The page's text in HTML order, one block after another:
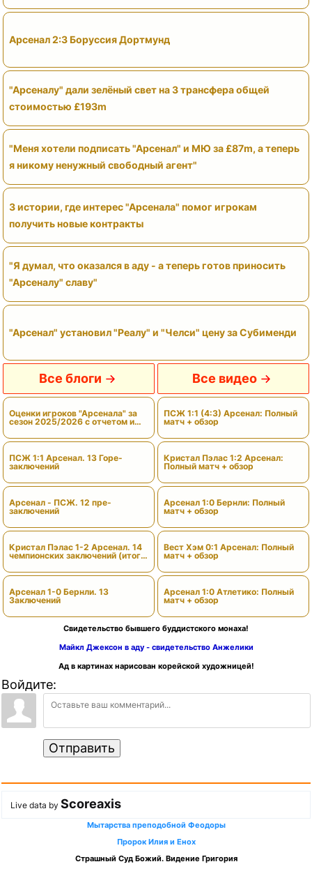
Арсенал 2:3 Боруссия Дортмунд
"Арсеналу" дали зелёный свет на 3 трансфера общей
стоимостью £193m
"Меня хотели подписать "Арсенал" и МЮ за £87m, а теперь
я никому ненужный свободный агент"
3 истории, где интерес "Арсенала" помог игрокам
получить новые контракты
"Я думал, что оказался в аду - а теперь готов приносить
"Арсеналу" славу"
"Арсенал" установил "Реалу" и "Челси" цену за Субименди
Все блоги
Оценки игроков "Арсенала" за
сезон 2025/2026 с отчетом и
ПСЖ 1:1 Арсенал. 13 Горе-
заключений
Арсенал - ПСЖ. 12 пре-
заключений
Кристал Пэлас 1-2 Арсенал. 14
чемпионских заключений (итоги
Арсенал 1-0 Бернли. 13
Заключений
Все видео
ПСЖ 1:1 (4:3) Арсенал: Полный
матч + обзор
Кристал Пэлас 1:2 Арсенал:
Полный матч + обзор
Арсенал 1:0 Бернли: Полный
матч + обзор
Вест Хэм 0:1 Арсенал: Полный
матч + обзор
Арсенал 1:0 Атлетико: Полный
матч + обзор
Свидетельство бывшего буддистского монаха!
Майкл Джексон в аду - свидетельство Анжелики
Ад в картинах нарисован корейской художницей!
Войдите:
Отправить
Live data by Scoreaxis
Мытарства преподобной Феодоры
Пророк Илия и Енох
Страшный Суд Божий. Видение Григория